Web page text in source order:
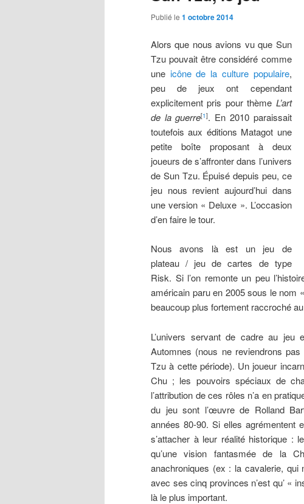
Publié le 1 octobre 2014
Alors que nous avions vu que Sun
Tzu pouvait être considéré comme
une icône de la culture populaire,
peu de jeux ont cependant
explicitement pris pour thème L’art
de la guerre[1]. En 2010 paraissait
toutefois aux éditions Matagot une
petite boîte proposant à deux
joueurs de s’affronter dans l’univers
de Sun Tzu. Épuisé depuis peu, ce
jeu nous revient aujourd’hui dans
une version « Deluxe ». L’occasion
d’en faire le tour.
Nous avons là est un jeu de
plateau / jeu de cartes de type
Risk. Si l’on remonte un peu
américain paru en 2005 sous le nom
beaucoup plus fortement raccroché
L’univers servant de cadre au
Automnes (nous ne reviendrons
Tzu à cette période). Un joueur
Chu ; les pouvoirs spéciaux de
l’attribution de ces rôles n’a en
du jeu sont l’œuvre de Rolland
années 80-90. Si elles agrémentent
s’attacher à leur réalité historique :
qu’une vision fantasmée de la
anachroniques (ex : la cavalerie, qui
avec ses cinq provinces n’est qu’ «
là le plus important.